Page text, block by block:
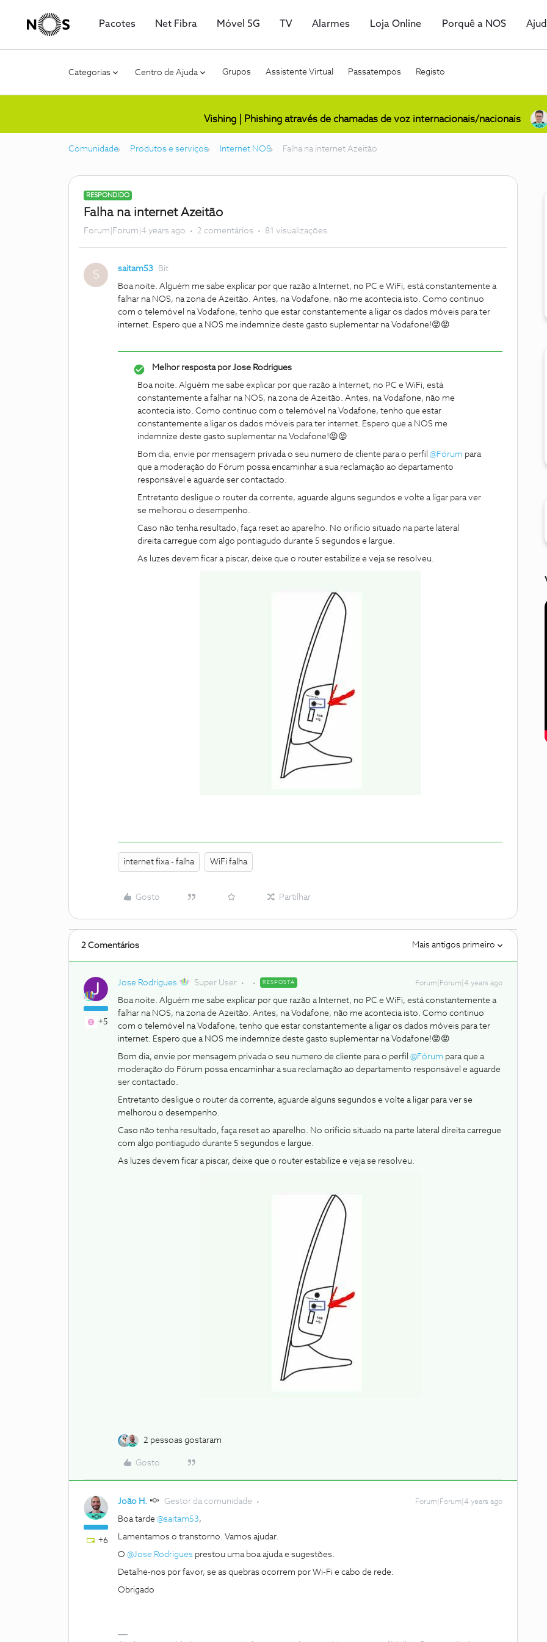
Pacotes Net Fibra Móvel 5G TV Alarmes Loja Online Porquê a NOS
Categorias Centro de Ajuda Grupos Assistente Virtual Passatempos Registo
Vishing | Phishing através de chamadas de voz internacionais/nacionais
Comunidade Produtos e serviços Internet NOS Falha na internet Azeitão
RESPONDIDO
Falha na internet Azeitão
Forum|Forum|4 years ago 2 comentários 81 visualizações
S saitam53 Bit
Boa noite. Alguém me sabe explicar por que razão a Internet, no PC e WiFi, está constantemente a
falhar na NOS, na zona de Azeitão. Antes, na Vodafone, não me acontecia isto. Como continuo
com o telemóvel na Vodafone, tenho que estar constantemente a ligar os dados móveis para ter
internet. Espero que a NOS me indemnize deste gasto suplementar na Vodafone!😡😡
Melhor resposta porJose Rodrigues
Boa noite. Alguém me sabe explicar por que razão a Internet, no PC e WiFi, está
constantemente a falhar na NOS, na zona de Azeitão. Antes, na Vodafone, não me
acontecia isto. Como continuo com o telemóvel na Vodafone, tenho que estar
constantemente a ligar os dados móveis para ter internet. Espero que a NOS me
indemnize deste gasto suplementar na Vodafone!😡😡
Bom dia, envie por mensagem privada o seu numero de cliente para o perfil @Fórum para
que a moderação do Fórum possa encaminhar a sua reclamação ao departamento
responsável e aguarde ser contactado.
Entretanto desligue o router da corrente, aguarde alguns segundos e volte a ligar para ver
se melhorou o desempenho.
Caso não tenha resultado, faça reset ao aparelho. No orificio situado na parte lateral
direita carregue com algo pontiagudo durante 5 segundos e largue.
As luzes devem ficar a piscar, deixe que o router estabilize e veja se resolveu.
internet fixa - falha WiFi falha
Gosto Partilhar
2 Comentários Mais antigos primeiro
+5
Jose Rodrigues Super User RESPOSTA Forum|Forum|4 years ago
Boa noite. Alguém me sabe explicar por que razão a Internet, no PC e WiFi, está constantemente a
falhar na NOS, na zona de Azeitão. Antes, na Vodafone, não me acontecia isto. Como continuo
com o telemóvel na Vodafone, tenho que estar constantemente a ligar os dados móveis para ter
internet. Espero que a NOS me indemnize deste gasto suplementar na Vodafone!😡😡
Bom dia, envie por mensagem privada o seu numero de cliente para o perfil @Fórum para que a
moderação do Fórum possa encaminhar a sua reclamação ao departamento responsável e aguarde
ser contactado.
Entretanto desligue o router da corrente, aguarde alguns segundos e volte a ligar para ver se
melhorou o desempenho.
Caso não tenha resultado, faça reset ao aparelho. No orificio situado na parte lateral direita carregue
com algo pontiagudo durante 5 segundos e largue.
As luzes devem ficar a piscar, deixe que o router estabilize e veja se resolveu.
2 pessoas gostaram
Gosto
+6
João H. Gestor da comunidade Forum|Forum|4 years ago
Boa tarde @saitam53,
Lamentamos o transtorno. Vamos ajudar.
O @Jose Rodrigues prestou uma boa ajuda e sugestões.
Detalhe-nos por favor, se as quebras ocorrem por Wi-Fi e cabo de rede.
Obrigado